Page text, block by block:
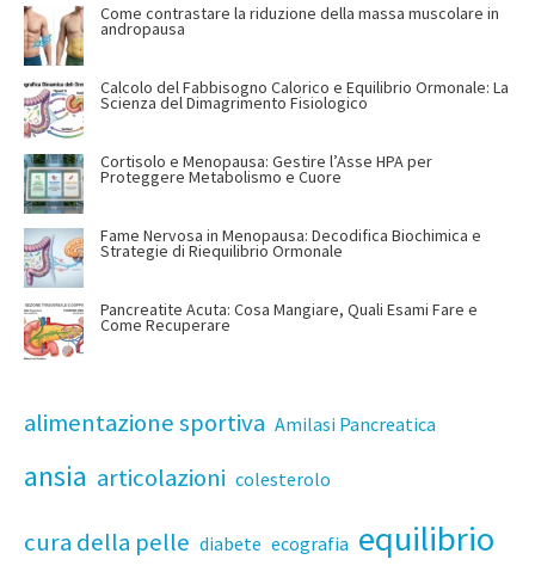
Come contrastare la riduzione della massa muscolare in
andropausa
Calcolo del Fabbisogno Calorico e Equilibrio Ormonale: La
Scienza del Dimagrimento Fisiologico
Cortisolo e Menopausa: Gestire l’Asse HPA per
Proteggere Metabolismo e Cuore
Fame Nervosa in Menopausa: Decodifica Biochimica e
Strategie di Riequilibrio Ormonale
Pancreatite Acuta: Cosa Mangiare, Quali Esami Fare e
Come Recuperare
alimentazione sportiva Amilasi Pancreatica
ansia articolazioni colesterolo
cura della pelle diabete ecografia equilibrio